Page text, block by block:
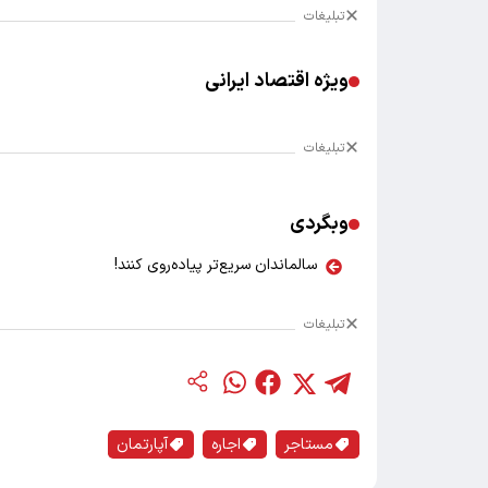
تبلیغات
ویژه اقتصاد ایرانی
تبلیغات
وبگردی
سالماندان سریع‌تر پیاده‌روی کنند!
تبلیغات
مستاجر اجاره آپارتمان